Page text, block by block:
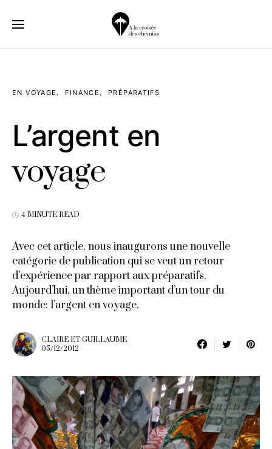
EN VOYAGE FINANCE PRÉPARATIFS
L’argent en
voyage
4 MINUTE READ
Avec cet article, nous inaugurons une nouvelle
catégorie de publication qui se veut un retour
d’expérience par rapport aux préparatifs.
Aujourd’hui, un thème important d’un tour du
monde: l’argent en voyage.
CLAIRE ET GUILLAUME
05/12/2012